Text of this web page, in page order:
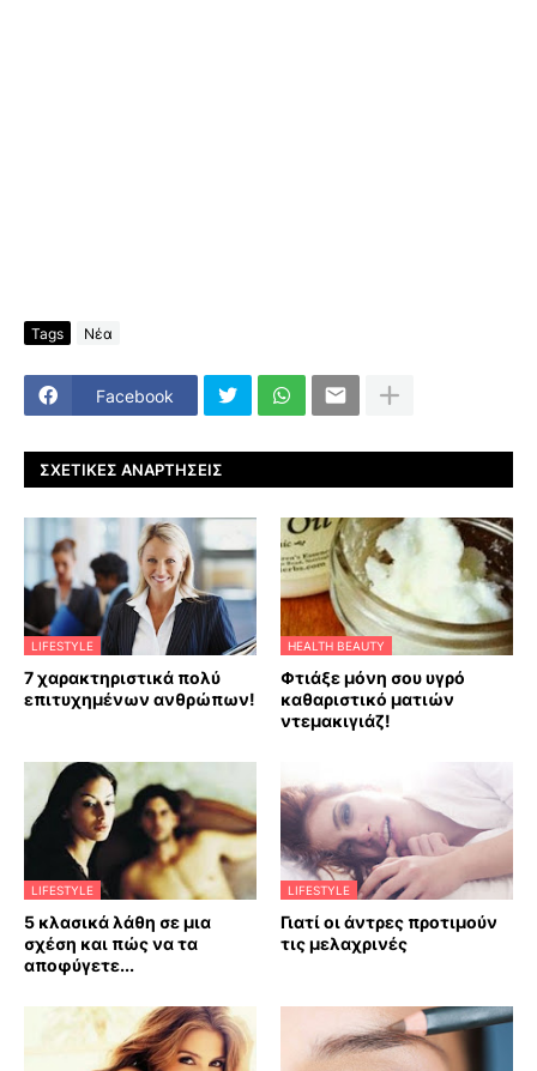
Tags Νέα
Facebook
ΣΧΕΤΙΚΈΣ ΑΝΑΡΤΉΣΕΙΣ
LIFESTYLE
7 χαρακτηριστικά πολύ
επιτυχημένων ανθρώπων!
HEALTH BEAUTY
Φτιάξε μόνη σου υγρό
καθαριστικό ματιών
ντεμακιγιάζ!
LIFESTYLE
5 κλασικά λάθη σε μια
σχέση και πώς να τα
αποφύγετε...
LIFESTYLE
Γιατί οι άντρες προτιμούν
τις μελαχρινές